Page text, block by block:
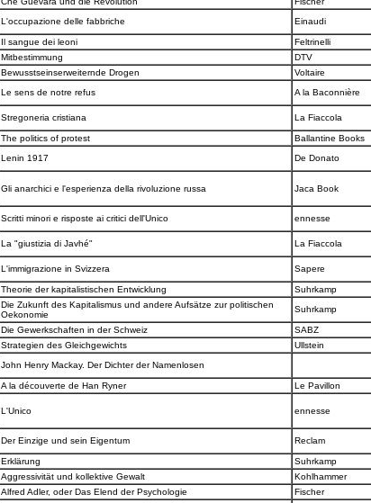
L'occupazione delle fabbriche Einaudi
Il sangue dei leoni Feltrinelli
Mitbestimmung DTV
Bewusstseinserweiternde Drogen Voltaire
Le sens de notre refus A la Baconnière
Stregoneria cristiana La Fiaccola
The politics of protest Ballantine Books
Lenin 1917 De Donato
Gli anarchici e l'esperienza della rivoluzione russa Jaca Book
Scritti minori e risposte ai critici dell'Unico ennesse
La "giustizia di Javhé" La Fiaccola
L'immigrazione in Svizzera Sapere
Theorie der kapitalistischen Entwicklung Suhrkamp
Die Zukunft des Kapitalismus und andere Aufsätze zur politischen
Oekonomie
Suhrkamp
Die Gewerkschaften in der Schweiz SABZ
Strategien des Gleichgewichts Ullstein
John Henry Mackay. Der Dichter der Namenlosen
A la découverte de Han Ryner Le Pavillon
L'Unico ennesse
Der Einzige und sein Eigentum Reclam
Erklärung Suhrkamp
Aggressivität und kollektive Gewalt Kohlhammer
Alfred Adler, oder Das Elend der Psychologie Fischer